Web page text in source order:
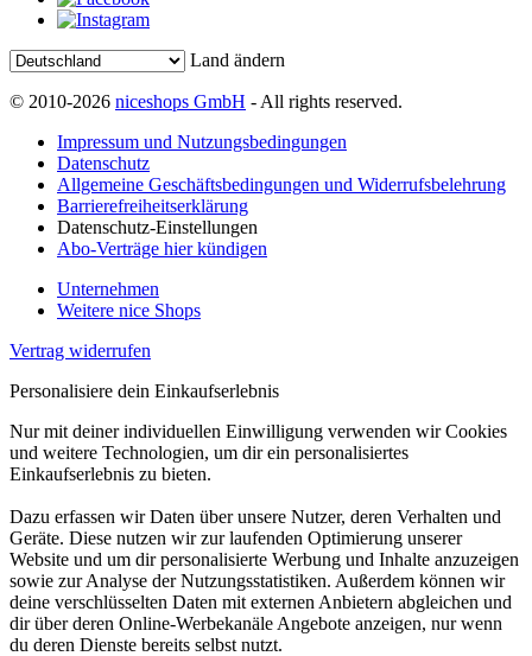
Land ändern
© 2010-2026 niceshops GmbH - All rights reserved.
Impressum und Nutzungsbedingungen
Datenschutz
Allgemeine Geschäftsbedingungen und Widerrufsbelehrung
Barrierefreiheitserklärung
Datenschutz-Einstellungen
Abo-Verträge hier kündigen
Unternehmen
Weitere nice Shops
Vertrag widerrufen
Personalisiere dein Einkaufserlebnis
Nur mit deiner individuellen Einwilligung verwenden wir Cookies
und weitere Technologien, um dir ein personalisiertes
Einkaufserlebnis zu bieten.
Dazu erfassen wir Daten über unsere Nutzer, deren Verhalten und
Geräte. Diese nutzen wir zur laufenden Optimierung unserer
Website und um dir personalisierte Werbung und Inhalte anzuzeigen
sowie zur Analyse der Nutzungsstatistiken. Außerdem können wir
deine verschlüsselten Daten mit externen Anbietern abgleichen und
dir über deren Online-Werbekanäle Angebote anzeigen, nur wenn
du deren Dienste bereits selbst nutzt.